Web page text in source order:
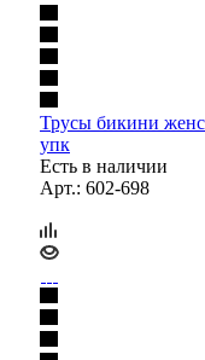
Трусы бикини
упк
Есть в наличии
Арт.: 602-698